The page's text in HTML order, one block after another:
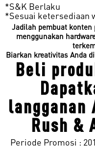
*S&K Berlaku
*Sesuai ketersediaan
Jadilah pembuat konten
menggunakan
Biarkan kreativitas Anda
Beli
langganan
Rush &
Periode Promosi :